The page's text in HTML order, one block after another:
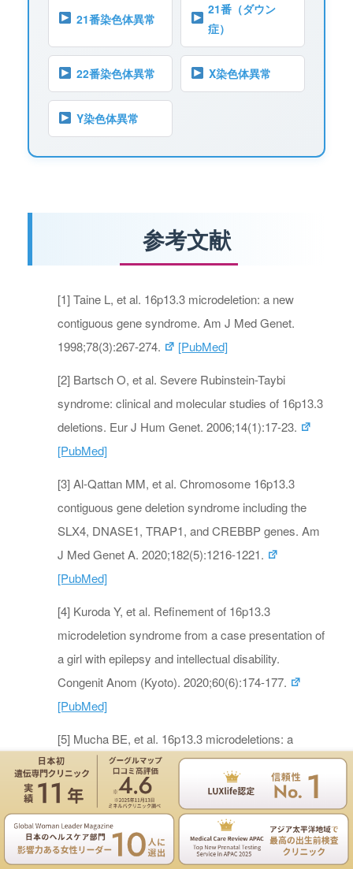
21番染色体異常
21番（ダウン
症）
22番染色体異常 X染色体異常
Y染色体異常
参考文献
[1] Taine L, et al. 16p13.3 microdeletion: a new
contiguous gene syndrome. Am J Med Genet.
1998;78(3):267-274.
[PubMed]
[2] Bartsch O, et al. Severe Rubinstein-Taybi
syndrome: clinical and molecular studies of 16p13.3
deletions. Eur J Hum Genet. 2006;14(1):17-23.
[PubMed]
[3] Al-Qattan MM, et al. Chromosome 16p13.3
contiguous gene deletion syndrome including the
SLX4, DNASE1, TRAP1, and CREBBP genes. Am
J Med Genet A. 2020;182(5):1216-1221.
[PubMed]
[4] Kuroda Y, et al. Refinement of 16p13.3
microdeletion syndrome from a case presentation of
a girl with epilepsy and intellectual disability.
Congenit Anom (Kyoto). 2020;60(6):174-177.
[PubMed]
[5] Mucha BE, et al. 16p13.3 microdeletions: a
recognizable syndrome with a distinct phenotype.
Genet Med. 2019;21(4):904-912.
[PubMed]
[6] GeneReviews – Rubinstein-Taybi Syndrome.
[NCBI]
遺伝専門医のNIPT遺伝カウンセリングは無料
お電話 ご予約